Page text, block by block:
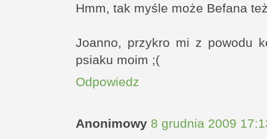
Hmm, tak myśle może Befana
Joanno, przykro mi z powodu
psiaku moim ;(
Odpowiedz
Anonimowy 8 grudnia 2009